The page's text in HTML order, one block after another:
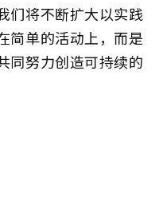
们将不断扩大以实践
简单的活动上，而是
同努力创造可持续的